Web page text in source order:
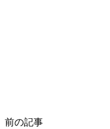
前の記事